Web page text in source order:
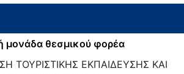
μονάδα θεσμικού φορέα
ΤΟΥΡΙΣΤΙΚΗΣ ΕΚΠΑΙΔΕΥΣΗΣ ΚΑΙ